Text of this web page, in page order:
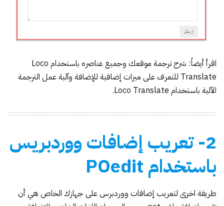
اقرأ أيضاً:
شرح ترجمة موقعك وجميع عناصره باستخدام Loco
Translate للتعرف على ميزات إضافية للإضافة وآلية عمل الترجمة
الآلية باستخدام Loco Translate.
2- تعريب إضافات ووردبريس
باستخدام POedit
طريقة اخرى لتعريب إضافات ووردبرس على جهازك الخاص هي أن